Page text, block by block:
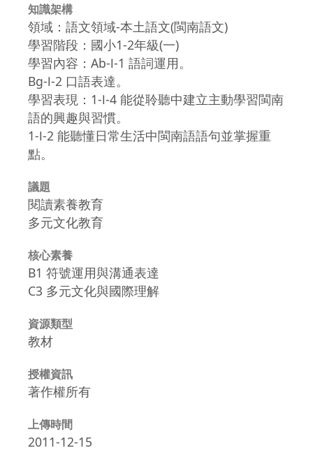
知識架構
領域：語文領域-本土語文(閩南語文)
學習階段：國小1-2年級(一)
學習內容：Ab-Ⅰ-1 語詞運用。
Bg-Ⅰ-2 口語表達。
學習表現：1-Ⅰ-4 能從聆聽中建立主動學習閩南
語的興趣與習慣。
1-Ⅰ-2 能聽懂日常生活中閩南語語句並掌握重
點。
議題
閱讀素養教育
多元文化教育
核心素養
B1 符號運用與溝通表達
C3 多元文化與國際理解
資源類型
教材
授權資訊
著作權所有
上傳時間
2011-12-15